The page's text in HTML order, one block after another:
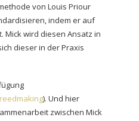
von Louis Priour
indem er auf
wird diesen Ansatz in
dieser in der Praxis
). Und hier
zwischen Mick